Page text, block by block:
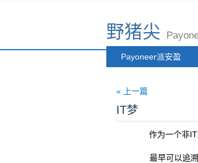
野猪尖
Payoneer派安盈
« 上一篇
IT梦
作为一个非IT
最早可以追溯